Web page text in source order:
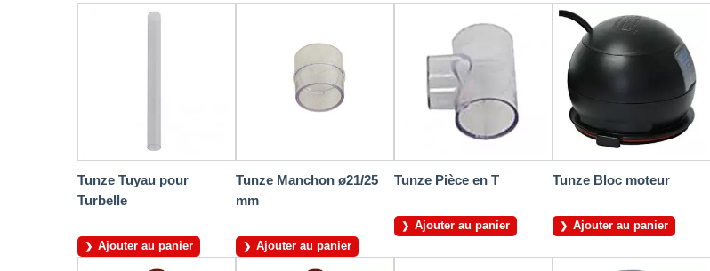
Tunze Tuyau pour
Turbelle
Ajouter au panier
Tunze Manchon ø21/25
mm
Ajouter au panier
Tunze Pièce en T
Ajouter au panier
Tunze Bloc moteur
Ajouter au panier